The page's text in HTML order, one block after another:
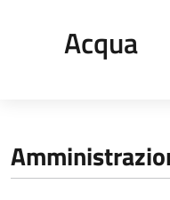
Acqua